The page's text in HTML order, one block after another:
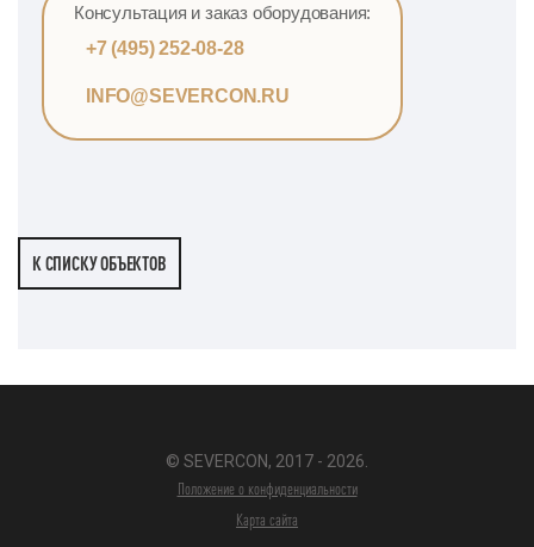
Консультация и заказ оборудования:
+7 (495) 252-08-28
INFO@SEVERCON.RU
К СПИСКУ ОБЪЕКТОВ
© SEVERCON, 2017 - 2026.
Положение о конфиденциальности
Карта сайта